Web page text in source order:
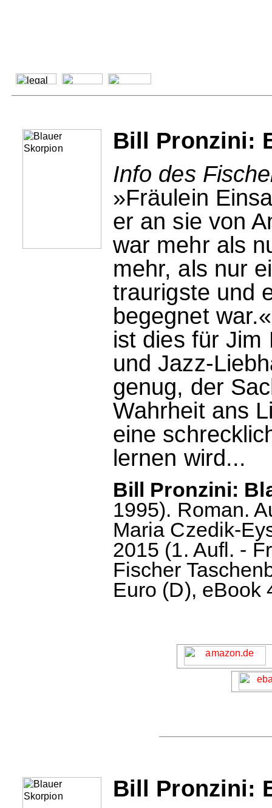
Bill Pronzini:
Info des
»Fräulein
er an sie von
war mehr als
mehr, als nur
traurigste und
begegnet
ist dies für Jim
und Jazz-
genug, der
Wahrheit ans
eine
lernen wird...
Bill Pronzini:
1995). Roman.
Maria Czedik-
2015 (1. Aufl. -
Fischer
Euro (D), eBook
Bill Pronzini: